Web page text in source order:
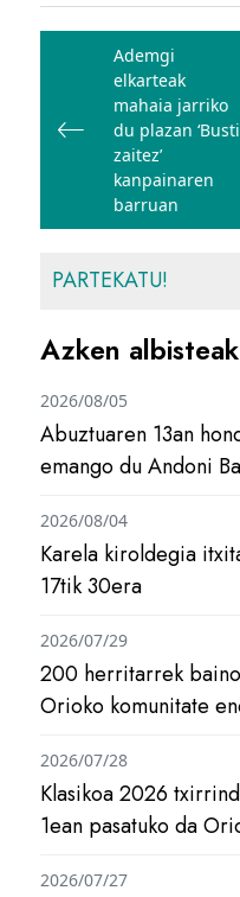
Bidalketetan
zehar
nabigatu
Ademgi
elkarteak
mahaia jarriko
du plazan ‘Busti
zaitez’
kanpainaren
barruan
PARTEKATU!
Azken albisteak
Abuztuaren 13an
emango du Andoni
2026/08/05
Karela kiroldegia
17tik 30era
2026/08/04
200 herritarrek
Orioko komunitate
2026/07/29
Klasikoa 2026
1ean pasatuko da
2026/07/28
2026/07/27